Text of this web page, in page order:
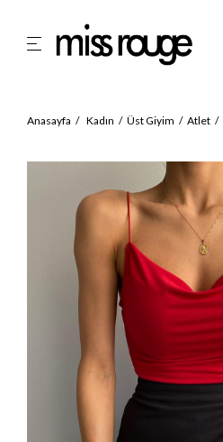
Anasayfa Kadın Üst Giyim Atlet